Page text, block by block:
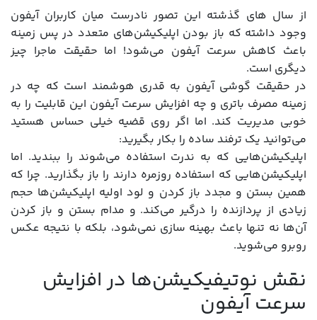
از سال های گذشته این تصور نادرست میان کاربران آیفون
وجود داشته که باز بودن اپلیکیشن‌های متعدد در پس زمینه
باعث کاهش سرعت آیفون می‌شود! اما حقیقت ماجرا چیز
دیگری است.
در حقیقت گوشی آیفون به قدری هوشمند است که چه در
زمینه مصرف باتری و چه افزایش سرعت آیفون این قابلیت را به
خوبی مدیریت کند. اما اگر روی قضیه خیلی حساس هستید
می‌توانید یک ترفند ساده را بکار بگیرید:
اپلیکیشن‌هایی که به ندرت استفاده می‌شوند را ببندید. اما
اپلیکیشن‌هایی که استفاده روزمره دارند را باز بگذارید. چرا که
همین بستن و مجدد باز کردن و لود اولیه اپلیکیشن‌ها حجم
زیادی از پردازنده را درگیر می‌کند. و مدام بستن و باز کردن
آن‌ها نه تنها باعث بهینه سازی نمی‌شود، بلکه با نتیجه عکس
روبرو می‌شوید.
نقش نوتیفیکیشن‌ها در افزایش
سرعت آیفون